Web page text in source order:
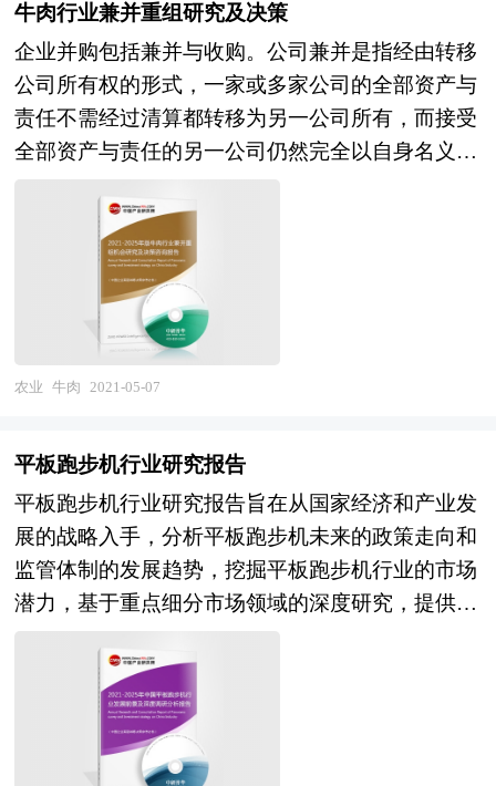
及对行业内企业调研访察所获得的大量第一手数
据，对我国纯有机大豆油市场的发展状况、供需状
况、竞争格局、赢利水平、发展趋势等进行了分
析。报告重点分析了纯有机大豆油前十大企业的研
发、产销、战略、经营状况等。报告还对纯有机大
豆油市场风险进行了预测，为纯有机大豆油生产厂
家、流通企业以及零售商提供了新的投资机会和可
借鉴的操作模式，对欲在纯有机大豆油行业从事资
本运作的经济实体等单位准确了解目前中国纯有机
大豆油行业发展动态，把握企业定位和发展方向有
重要参考价值。
争格局；分析了行业当前的市场环境与行业竞争格
局、产品的市场需求特征、行业领先企业的经营情
况、行业未来的发展趋势与前景；同时，佐之以全
行业近5年来全面详实的一手连续性市场数据，让
您全面、准确地把握整个行业的市场走向和发展趋
势。 本报告最大的特点就是前瞻性和适时性。报
告根据空调冷冻油行业的发展轨迹及多年的实践经
验，对行业未来的发展趋势做出审慎分析与预测，
是空调冷冻油行业企业、科研单位、销售企业、投
资企业准确了解行业当前最新发展动态，把握市场
机会，做出正确经营决策和明确企业发展方向不可
以及行业重点企业进行全面系统分析的重量级报
告。 本报告将帮助空调冷冻油行业企业、科研单
位、销售企业、投资企业准确了解行业当前最新发
展动向，及早发现行业市场的空白点，机会点，增
长点和盈利点……，前瞻性的把握行业未被满足的
市场需求和趋势，形成企业良好的可持续发展优
势，有效规避行业投资风险，更有效率地巩固或者
拓展相应的战略性目标市场，牢牢把握行业竞争的
牛肉行业兼并重组研究及决策
企业并购包括兼并与收购。公司兼并是指经由转移
公司所有权的形式，一家或多家公司的全部资产与
责任不需经过清算都转移为另一公司所有，而接受
全部资产与责任的另一公司仍然完全以自身名义继
续运行。公司收购则是指一家公司经由收购另一公
司的股票或股份等方式，取得该另一公司的控制权
或管理权。企业在并购及资产重组活动中会涉及到
诸多专业问题，比如并购目标公司的选定，目标公
司资产估值，并购重组方式的选择、融资方式的选
择，并购成本的控制，并购的法律问题等等，面对
这些问题，企业内部因缺乏专业人才往往难以正确
告由中研普华咨询公司领衔撰写，在大量周密的市
总署、国家发改委、国家商务部、牛肉行业相关协
会、中国行业研究网等国家部门、行业协会、国内
外相关报刊杂志发表公布的基础信息以及专业研究
机构公布和提供的大量资料，对我国牛肉行业的发
展状况、竞争情况、发展趋势、行业技术等背景进
行了分析，并重点分析了我国牛肉行业兼并重组机
会，以及中国牛肉行业兼并重组将面临的挑战。报
告还对国内外的牛肉行业兼并重组案例分析，并对
农业 牛肉 2021-05-07
平板跑步机行业研究报告
平板跑步机行业研究报告旨在从国家经济和产业发
展的战略入手，分析平板跑步机未来的政策走向和
监管体制的发展趋势，挖掘平板跑步机行业的市场
潜力，基于重点细分市场领域的深度研究，提供对
产业规模、产业结构、区域结构、市场竞争、产业
盈利水平等多个角度市场变化的生动描绘，清晰发
展方向。预测未来平板跑步机业务的市场前景，以
帮助客户拨开政策迷雾，寻找平板跑步机行业的投
资商机。报告在大量的分析、预测的基础上，研究